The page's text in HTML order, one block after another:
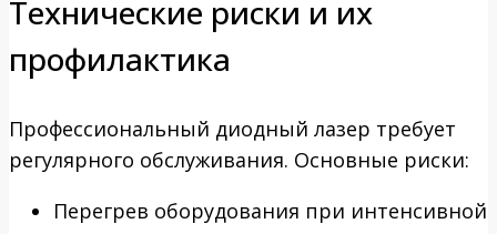
Технические риски и их
профилактика
Профессиональный диодный лазер требует
регулярного обслуживания. Основные риски:
Перегрев оборудования при интенсивной